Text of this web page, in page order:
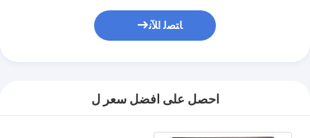
ﺎﺘﺼﻟ ﺍﻶﻧ
احصل على افضل سعر ل